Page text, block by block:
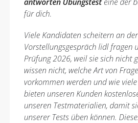
für dich.
Viele Kandidaten scheitern an
Vorstellungsgespräch lidl fragen
Prüfung 2026, weil sie sich nicht
wissen nicht, welche Art von
vorkommen werden und wie
bieten unseren Kunden
unseren Testmaterialien, damit
unserer Tests üben können.